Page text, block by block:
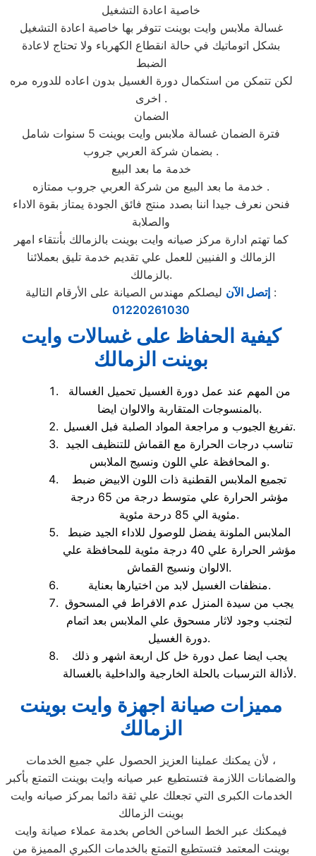
خاصية اعادة التشغيل
غسالة ملابس وايت بوينت تتوفر بها خاصية اعادة التشغيل
بشكل اتوماتيك في حالة انقطاع الكهرباء ولا تحتاج لاعادة
الضبط
لكن تتمكن من استكمال دورة الغسيل بدون اعاده للدوره مره
اخرى .
الضمان
فترة الضمان غسالة ملابس وايت بوينت 5 سنوات شامل
بضمان شركة العربي جروب .
خدمة ما بعد البيع
خدمة ما بعد البيع من شركة العربي جروب ممتازه .
فنحن نعرف جيدا اننا بصدد منتج فائق الجودة يمتاز بقوة الاداء
والصلابة
كما تهتم ادارة مركز صيانه وايت بوينت بالزمالك بأنتقاء امهر
الزمالك و الفنيين للعمل علي تقديم خدمة تليق بعملائنا
بالزمالك.
إتصل الآن ليصلكم مهندس الصيانة على الأرقام التالية :
01220261030
كيفية الحفاظ على غسالات وايت
بوينت الزمالك
من المهم عند عمل دورة الغسيل تحميل الغسالة
بالمنسوجات المتقاربة والالوان ايضا.
تفريغ الجيوب و مراجعة المواد الصلبة فبل الغسيل.
تناسب درجات الحرارة مع القماش للتنظيف الجيد
و المحافظة علي اللون ونسيج الملابس.
تجميع الملابس القطنية ذات اللون الابيض ضبط
مؤشر الحرارة علي متوسط درجة من 65 درجة
مئوية الي 85 درحة مئوية.
الملابس الملونة يفضل للوصول للاداء الجيد ضبط
مؤشر الحرارة علي 40 درجة مئوية للمحافظة علي
الالوان ونسيج القماش.
منظفات الغسيل لابد من اختيارها بعناية.
يجب من سيدة المنزل عدم الافراط في المسحوق
لتجنب وجود لاثار مسحوق علي الملابس بعد اتمام
دورة الغسيل.
يجب ايضا عمل دورة خل كل اربعة اشهر و ذلك
لأذالة الترسبات بالحلة الخارجية والداخلية بالغسالة.
مميزات صيانة اجهزة وايت بوينت
الزمالك
لأن يمكنك عملينا العزيز الحصول علي جميع الخدمات ،
والضمانات اللازمة فتستطيع عبر صيانه وايت بوينت التمتع بأكبر
الخدمات الكبرى التي تجعلك علي ثقة دائما بمركز صيانه وايت
بوينت الزمالك
فيمكنك عبر الخط الساخن الخاص بخدمة عملاء صيانة وايت
بوينت المعتمد فتستطيع التمتع بالخدمات الكبري المميزة من